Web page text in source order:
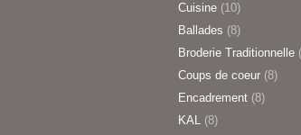
Cuisine (10)
Ballades (8)
Broderie Traditionnelle
Coups de coeur (8)
Encadrement (8)
KAL (8)